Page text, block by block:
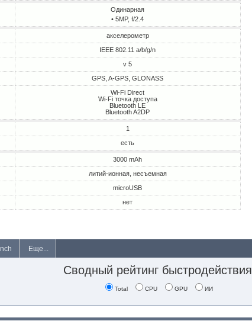
Одинарная
• 5MP, f/2.4
акселерометр
IEEE 802.11 a/b/g/n
v 5
GPS, A-GPS, GLONASS
Wi-Fi Direct
Wi-Fi точка доступа
Bluetooth LE
Bluetooth A2DP
1
есть
3000 mAh
литий-ионная, несъемная
microUSB
нет
Еще...
Сводный рейтинг быстродействия
Total CPU GPU ИИ